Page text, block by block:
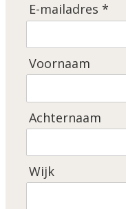
E-mailadres *
Voornaam
Achternaam
Wijk